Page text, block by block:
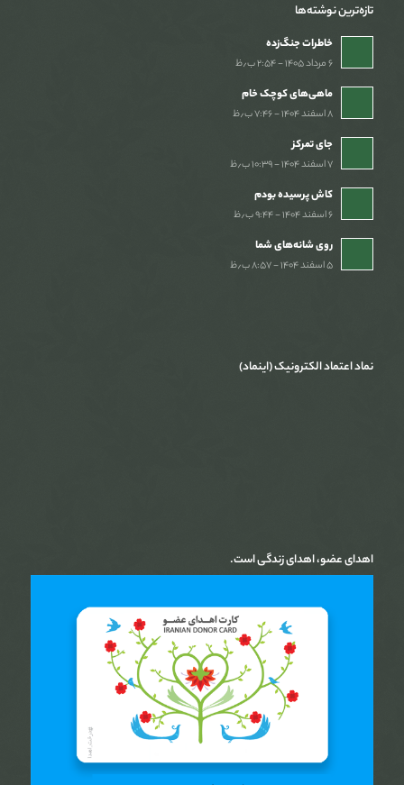
تازه‌ترین نوشته‌ها
خاطرات جنگ‌‌زده
۶ مرداد ۱۴۰۵ - ۲:۵۴ ب٫ظ
ماهی‌های کوچک خام
۸ اسفند ۱۴۰۴ - ۷:۴۶ ب٫ظ
جای تمرکز
۷ اسفند ۱۴۰۴ - ۱۰:۳۹ ب٫ظ
کاش پرسیده بودم
۶ اسفند ۱۴۰۴ - ۹:۴۴ ب٫ظ
روی شانه‌های شما
۵ اسفند ۱۴۰۴ - ۸:۵۷ ب٫ظ
نماد اعتماد الکترونیک (اینماد)
اهدای عضو، اهدای زندگی است.